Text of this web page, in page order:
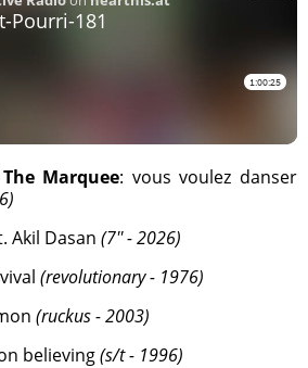
Marquee: vous voulez danser
Akil Dasan (7'' - 2026)
(revolutionary - 1976)
(ruckus - 2003)
believing(s/t - 1996)